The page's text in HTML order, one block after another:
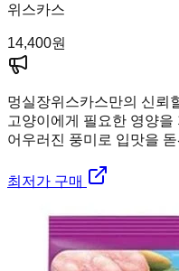
위스카스
14,400원
멍실장위스카스만의 신뢰
고양이에게 필요한 영양
어우러진 풍미로 입맛을
최저가 구매